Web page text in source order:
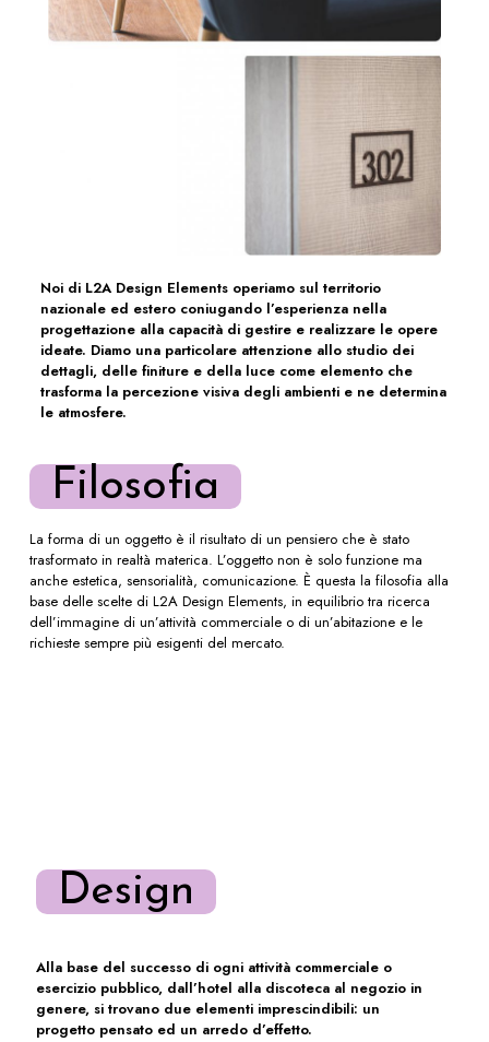
Noi di L2A Design Elements operiamo sul territorio
nazionale ed estero coniugando l’esperienza nella
progettazione alla capacità di gestire e realizzare le opere
ideate. Diamo una particolare attenzione allo studio dei
dettagli, delle finiture e della luce come elemento che
trasforma la percezione visiva degli ambienti e ne determina
le atmosfere.
Filosofia
La forma di un oggetto è il risultato di un pensiero che è stato
trasformato in realtà materica. L’oggetto non è solo funzione ma
anche estetica, sensorialità, comunicazione. È questa la filosofia alla
base delle scelte di L2A Design Elements, in equilibrio tra ricerca
dell’immagine di un’attività commerciale o di un’abitazione e le
richieste sempre più esigenti del mercato.
Design
Alla base del successo di ogni attività commerciale o
esercizio pubblico, dall’hotel alla discoteca al negozio in
genere, si trovano due elementi imprescindibili: un
progetto pensato ed un arredo d’effetto.